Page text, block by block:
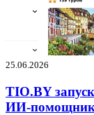
25.06.2026
TIO.BY
ИИ-помощник